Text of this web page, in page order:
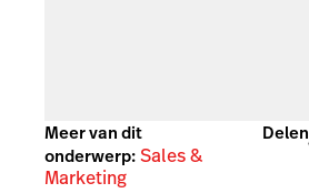
Meer van dit
onderwerp:Sales &
Marketing
Delen